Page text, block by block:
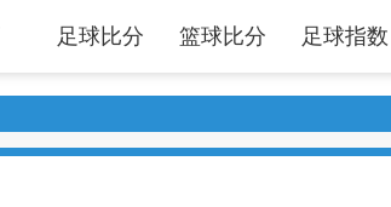
足球比分 篮球比分 足球指数